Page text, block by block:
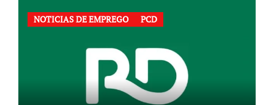
NOTICIAS DE EMPREGO PCD